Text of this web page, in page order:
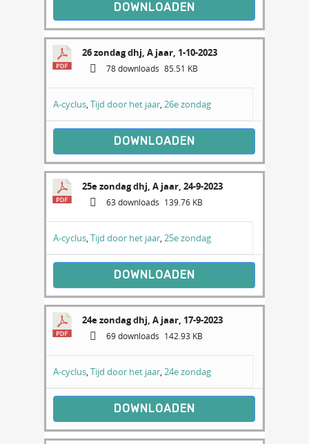
DOWNLOADEN
26 zondag dhj, A jaar, 1-10-2023
78 downloads 85.51 KB
A-cyclus,Tijd door het jaar,26e zondag
DOWNLOADEN
25e zondag dhj, A jaar, 24-9-2023
63 downloads 139.76 KB
A-cyclus,Tijd door het jaar,25e zondag
DOWNLOADEN
24e zondag dhj, A jaar, 17-9-2023
69 downloads 142.93 KB
A-cyclus,Tijd door het jaar,24e zondag
DOWNLOADEN